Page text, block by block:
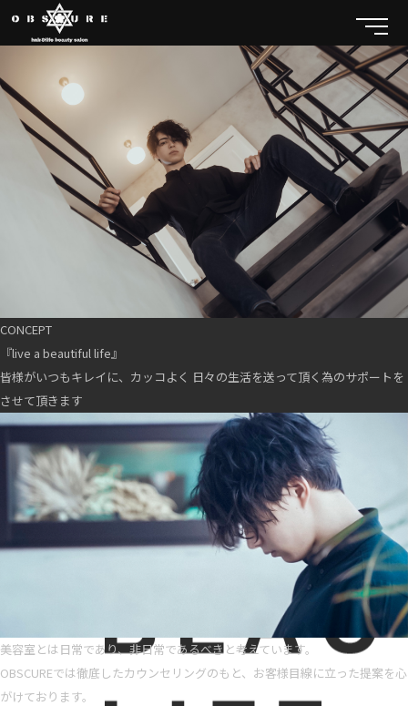
CONCEPT
『live a beautiful life』
皆様がいつもキレイに、カッコよく 日々の生活を送って頂く為のサポートを
させて頂きます
美容室とは日常であり、非日常であるべきと考えています。
OBSCUREでは徹底したカウンセリングのもと、お客様目線に立った提案を心
がけております。